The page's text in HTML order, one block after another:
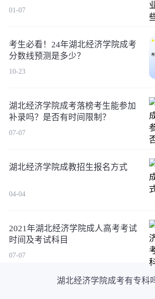
01-07
考生必看！24年湖北经济学院成考
分数线预测是多少？
10-23
湖北经济学院成考落榜考生能参加
补录吗？是否有时间限制？
07-07
湖北经济学院成教招生报名方式
04-04
2021年湖北经济学院成人高考考试
时间及考试科目
07-07
湖北经济学院成考有专科